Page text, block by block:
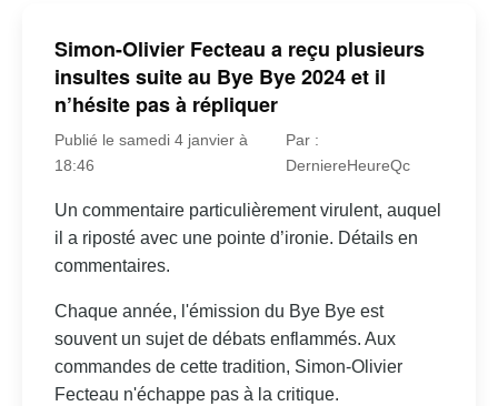
Simon-Olivier Fecteau a reçu plusieurs
insultes suite au Bye Bye 2024 et il
n’hésite pas à répliquer
Publié le samedi 4 janvier à
18:46
Par :
DerniereHeureQc
Un commentaire particulièrement virulent, auquel
il a riposté avec une pointe d’ironie. Détails en
commentaires.
Chaque année, l'émission du Bye Bye est
souvent un sujet de débats enflammés. Aux
commandes de cette tradition, Simon-Olivier
Fecteau n'échappe pas à la critique.